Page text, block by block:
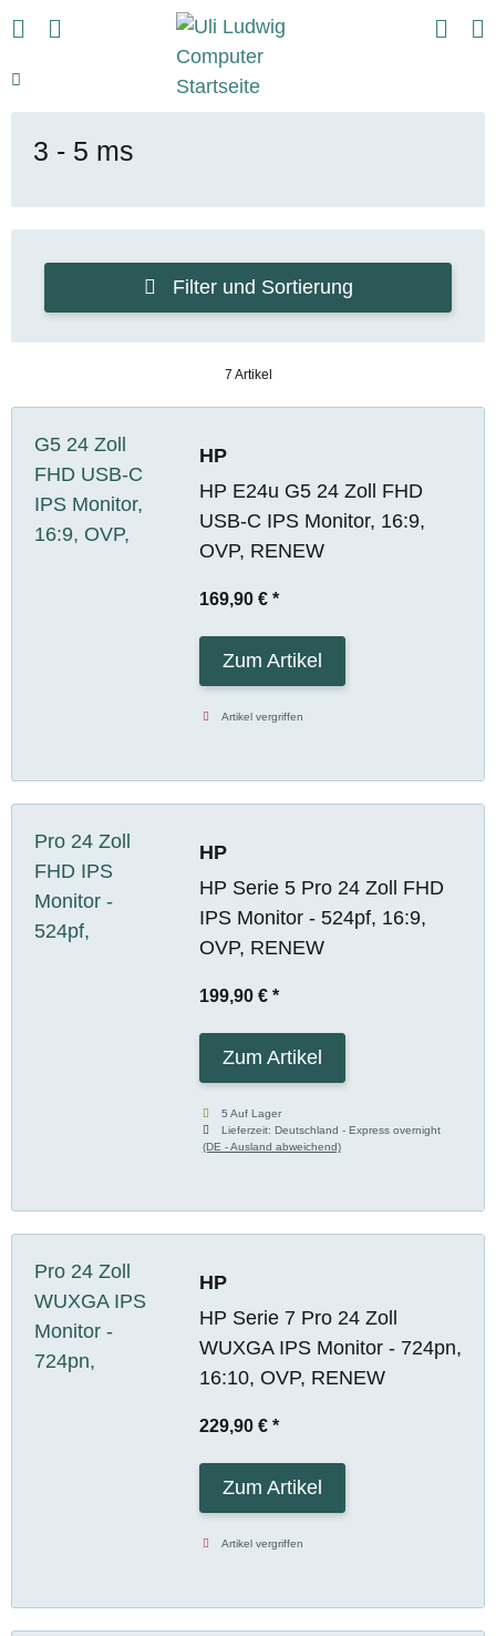
3 - 5 ms
Filter und Sortierung
7 Artikel
HP
HP E24u G5 24 Zoll FHD
USB-C IPS Monitor, 16:9,
OVP, RENEW
169,90 € *
Zum Artikel
Artikel vergriffen
HP
HP Serie 5 Pro 24 Zoll FHD
IPS Monitor - 524pf, 16:9,
OVP, RENEW
199,90 € *
Zum Artikel
5 Auf Lager
Lieferzeit:Deutschland - Express overnight
(DE - Ausland abweichend)
HP
HP Serie 7 Pro 24 Zoll
WUXGA IPS Monitor - 724pn,
16:10, OVP, RENEW
229,90 € *
Zum Artikel
Artikel vergriffen